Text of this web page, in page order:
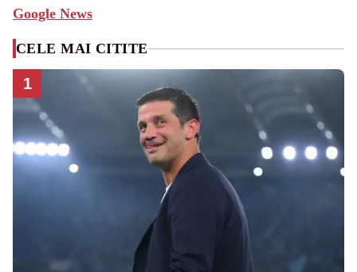
Google News
CELE MAI CITITE
1